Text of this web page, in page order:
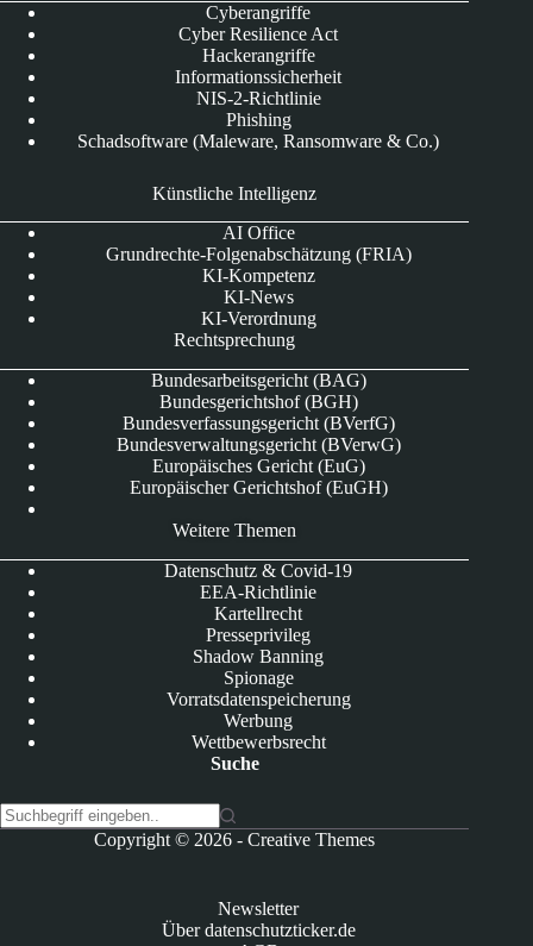
Cyberangriffe
Cyber Resilience Act
Hackerangriffe
Informationssicherheit
NIS-2-Richtlinie
Phishing
Schadsoftware (Maleware, Ransomware & Co.)
Künstliche Intelligenz
AI Office
Grundrechte-Folgenabschätzung (FRIA)
KI-Kompetenz
KI-News
KI-Verordnung
Rechtsprechung
Bundesarbeitsgericht (BAG)
Bundesgerichtshof (BGH)
Bundesverfassungsgericht (BVerfG)
Bundesverwaltungsgericht (BVerwG)
Europäisches Gericht (EuG)
Europäischer Gerichtshof (EuGH)
Weitere Themen
Datenschutz & Covid-19
EEA-Richtlinie
Kartellrecht
Presseprivileg
Shadow Banning
Spionage
Vorratsdatenspeicherung
Werbung
Wettbewerbsrecht
Suche
Copyright © 2026 -Creative Themes
Newsletter
Über datenschutzticker.de